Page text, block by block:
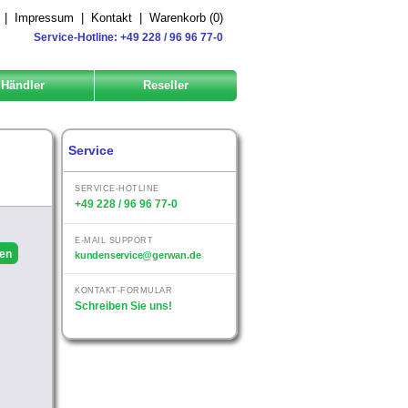
Impressum Kontakt Warenkorb (0)
Service-Hotline: +49 228 / 96 96 77-0
Händler Reseller
Service
SERVICE-HOTLINE
+49 228 / 96 96 77-0
E-MAIL SUPPORT
kundenservice@gerwan.de
KONTAKT-FORMULAR
Schreiben Sie uns!